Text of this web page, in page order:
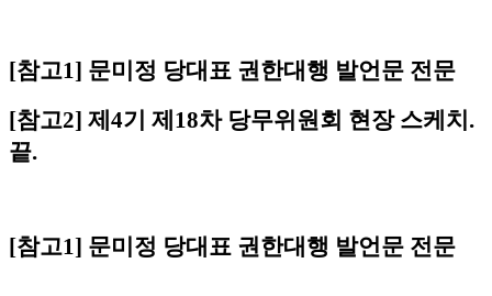
[참고1] 문미정 당대표 권한대행 발언문 전문
[참고2] 제4기 제18차 당무위원회 현장 스케치.
끝.
[참고1] 문미정 당대표 권한대행 발언문 전문